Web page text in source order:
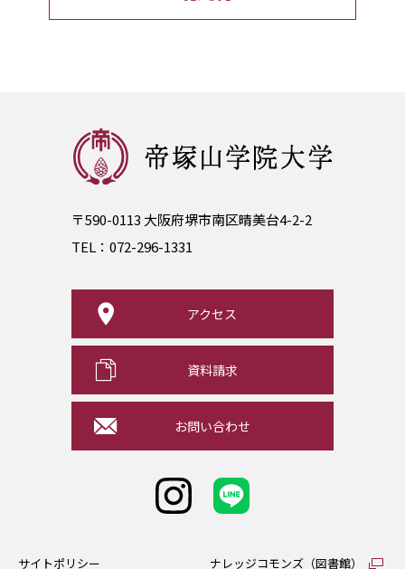
〒590-0113 大阪府堺市南区晴美台4-2-2
TEL： 072-296-1331
アクセス
資料請求
お問い合わせ
サイトポリシー ナレッジコモンズ（図書館）